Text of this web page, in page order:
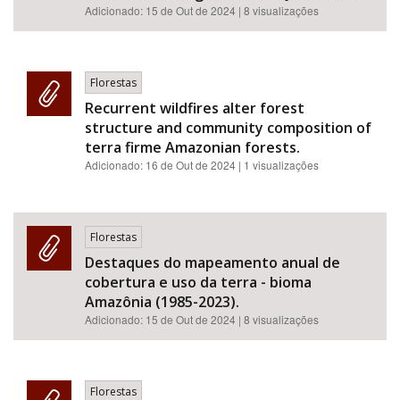
Adicionado: 15 de Out de 2024 | 8 visualizações
Florestas
Recurrent wildfires alter forest
structure and community composition of
terra firme Amazonian forests.
Adicionado: 16 de Out de 2024 | 1 visualizações
Florestas
Destaques do mapeamento anual de
cobertura e uso da terra - bioma
Amazônia (1985-2023).
Adicionado: 15 de Out de 2024 | 8 visualizações
Florestas